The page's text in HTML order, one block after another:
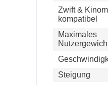
Zwift &
kompatibel
Maximales
Steigung